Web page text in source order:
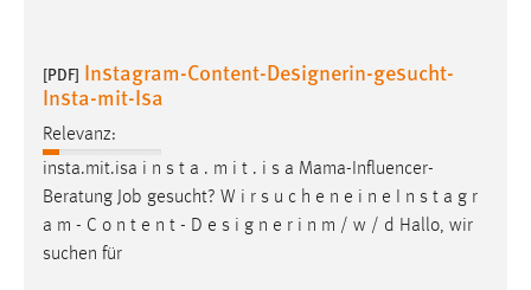
[PDF] Instagram-Content-Designerin-gesucht-
Insta-mit-Isa
Relevanz:
insta.mit.isa i n s t a . m i t . i s a Mama-Influencer-
Beratung Job gesucht? W i r s u c h e n e i n e I n s t a g r
a m - C o n t e n t - D e s i g n e r i n m / w / d Hallo, wir
suchen für